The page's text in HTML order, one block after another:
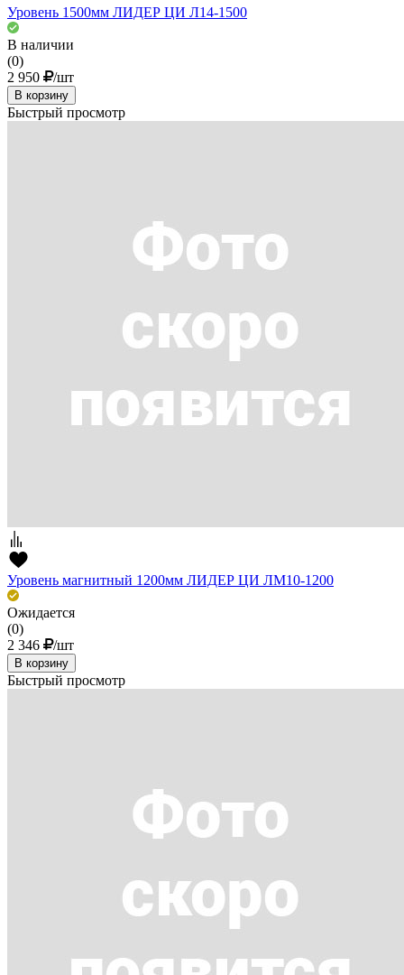
Уровень 1500мм ЛИДЕР ЦИ Л14-1500
В наличии
(0)
2 950
/шт
В корзину
Быстрый просмотр
Уровень магнитный 1200мм ЛИДЕР ЦИ ЛМ10-1200
Ожидается
(0)
2 346
/шт
В корзину
Быстрый просмотр